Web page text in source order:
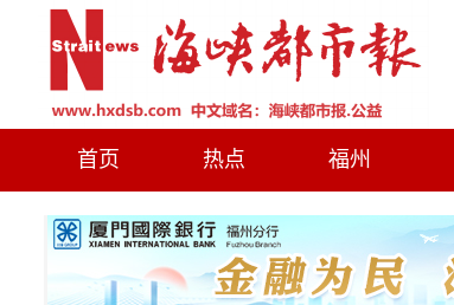
首页 热点 福州